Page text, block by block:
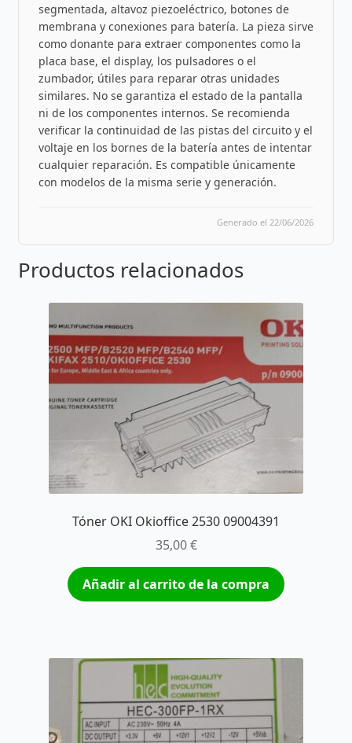
segmentada, altavoz piezoeléctrico, botones de
membrana y conexiones para batería. La pieza sirve
como donante para extraer componentes como la
placa base, el display, los pulsadores o el
zumbador, útiles para reparar otras unidades
similares. No se garantiza el estado de la pantalla
ni de los componentes internos. Se recomienda
verificar la continuidad de las pistas del circuito y el
voltaje en los bornes de la batería antes de intentar
cualquier reparación. Es compatible únicamente
con modelos de la misma serie y generación.
Generado el 22/06/2026
Productos relacionados
Tóner OKI Okioffice 2530 09004391
35,00€
Añadir al carrito de la compra